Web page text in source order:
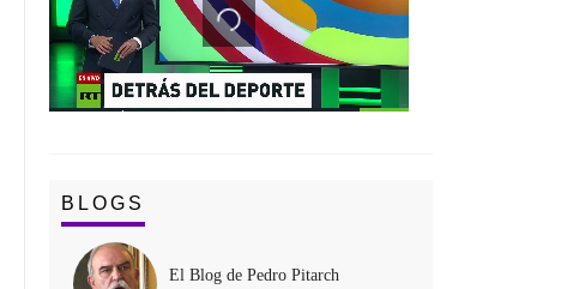
BLOGS
El Blog de Pedro Pitarch